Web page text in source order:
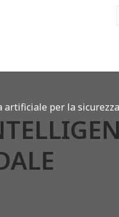
artificiale per la